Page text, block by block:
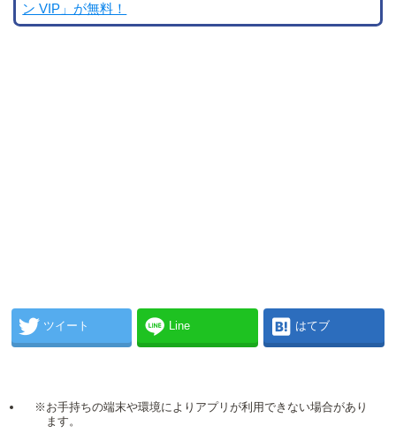
ン VIP」が無料！
ツイート Line はてブ
※お手持ちの端末や環境によりアプリが利用できない場合があり
ます。